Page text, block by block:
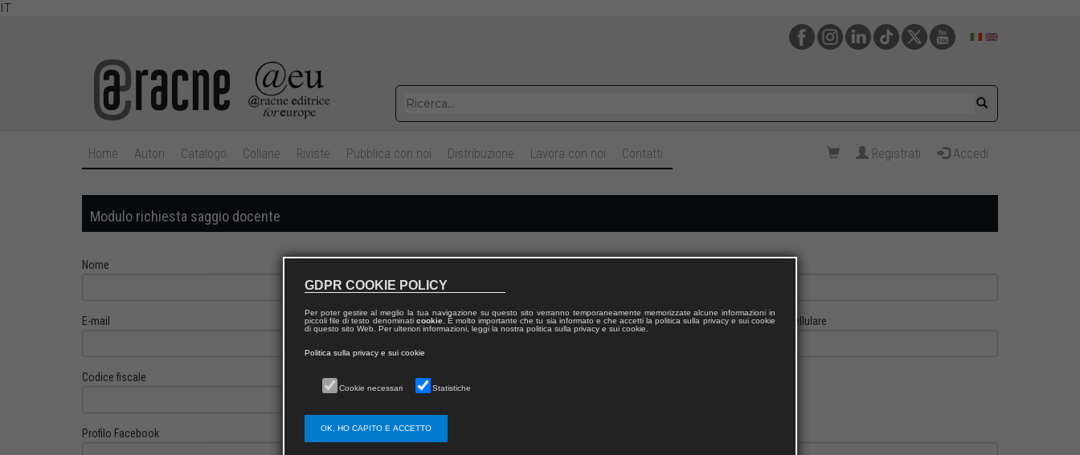
IT
Home Autori Catalogo Collane Riviste Pubblica con noi Distribuzione Lavora con noi Contatti Registrati Accedi
Modulo richiesta saggio docente
Nome
E-mail Telefono fisso Cellulare
Codice fiscale
Profilo Facebook Profilo Instagram
GDPR COOKIE POLICY
Per poter gestire al meglio la tua navigazione su questo sito verranno temporaneamente memorizzate alcune informazioni in
piccoli file di testo denominati cookie. È molto importante che tu sia informato e che accetti la politica sulla privacy e sui cookie
di questo sito Web. Per ulteriori informazioni, leggi la nostra politica sulla privacy e sui cookie.
Politica sulla privacy e sui cookie
Cookie necessari Statistiche
OK, HO CAPITO E ACCETTO